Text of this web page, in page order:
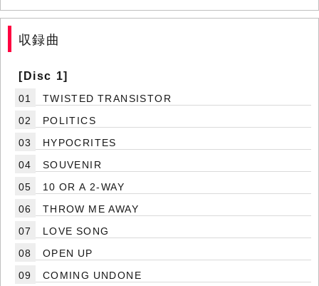
収録曲
[Disc 1]
01
TWISTED TRANSISTOR
02
POLITICS
03
HYPOCRITES
04
SOUVENIR
05
10 OR A 2-WAY
06
THROW ME AWAY
07
LOVE SONG
08
OPEN UP
09
COMING UNDONE